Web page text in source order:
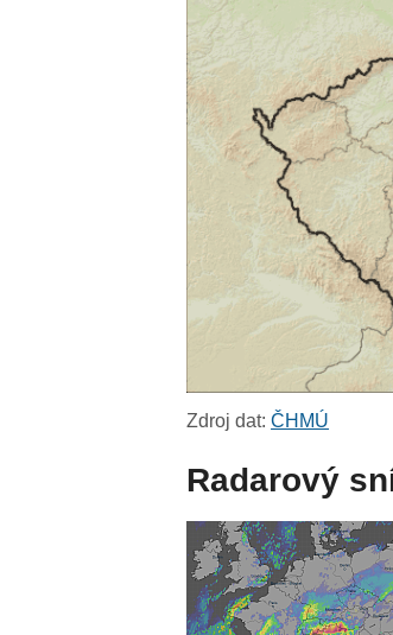
Zdroj dat:ČHMÚ
Radarový